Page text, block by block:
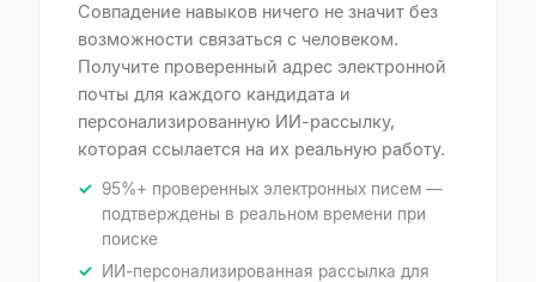
Совпадение навыков ничего не значит без
возможности связаться с человеком.
Получите проверенный адрес электронной
почты для каждого кандидата и
персонализированную ИИ-рассылку,
которая ссылается на их реальную работу.
95%+ проверенных электронных писем —
подтверждены в реальном времени при
поиске
ИИ-персонализированная рассылка для